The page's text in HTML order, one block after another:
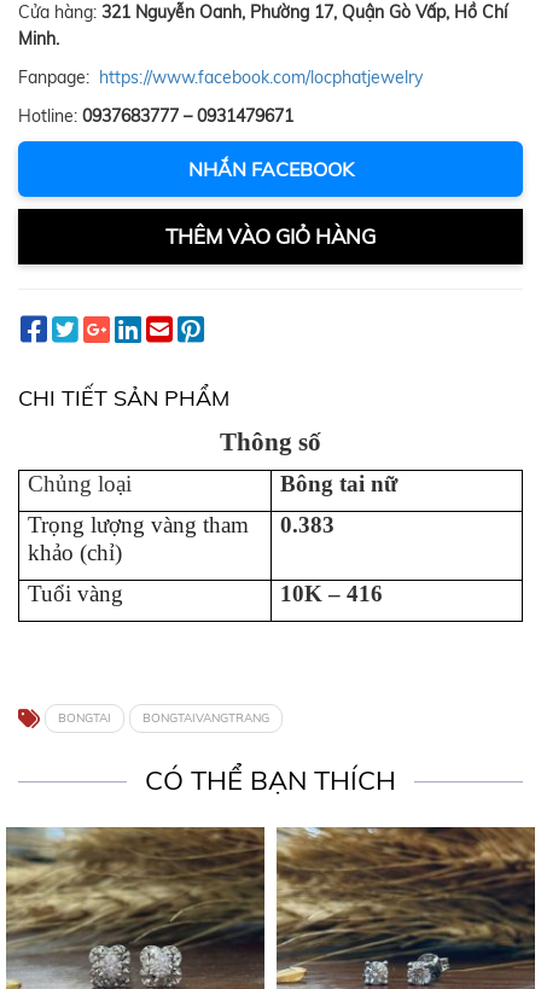
Cửa hàng: 321 Nguyễn Oanh, Phường 17, Quận Gò Vấp, Hồ Chí
Minh.
Fanpage: https://www.facebook.com/locphatjewelry
Hotline: 0937683777 – 0931479671
NHẮN FACEBOOK
THÊM VÀO GIỎ HÀNG
CHI TIẾT SẢN PHẨM
Thông số
Chủng loại Bông tai nữ
Trọng lượng vàng tham
khảo (chỉ)
0.383
Tuổi vàng 10K – 416
BONGTAI BONGTAIVANGTRANG
CÓ THỂ BẠN THÍCH